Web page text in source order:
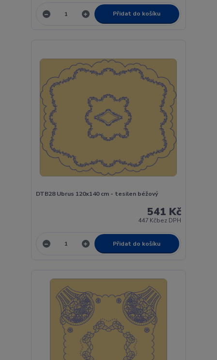
Přidat do košíku
DTB28 Ubrus 120x140 cm - tesilen béžový
541 Kč
447 Kčbez DPH
Přidat do košíku